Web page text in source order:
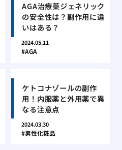
AGA治療薬ジェネリック
の安全性は？副作用に違
いはある？
2024.05.11
AGA
ケトコナゾールの副作
用！内服薬と外用薬で異
なる注意点
2024.03.30
男性化粧品